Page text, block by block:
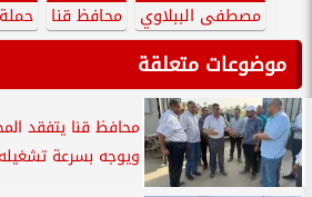
مصطفى الببلاوي محافظ قنا
موضوعات متعلقة
محافظ قنا يتفقد
ويوجه بسرعة